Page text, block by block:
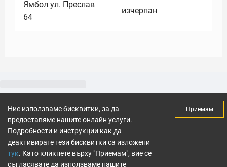
Ямбол ул. Преслав
64
изчерпан
Ние използваме бисквитки, за да
предоставяме нашите онлайн услуги.
Подробности и инструкции как да
деактивирате тези бисквитки са изложени
тук. Като кликнете върху "Приемам", вие се
съгласявате да използваме нашите
Приемам